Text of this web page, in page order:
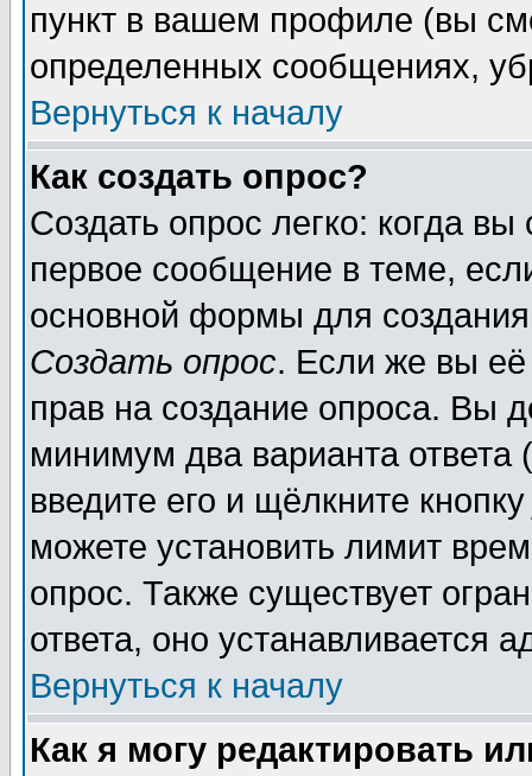
пункт в вашем профиле (вы
определенных сообщениях,
Вернуться к началу
Как создать опрос?
Создать опрос легко: когда
первое сообщение в теме,
основной формы для
Создать опрос. Если же вы её
прав на создание опроса. Вы
минимум два варианта ответа
введите его и щёлкните
можете установить лимит
опрос. Также существует
ответа, оно устанавливается
Вернуться к началу
Как я могу редактировать